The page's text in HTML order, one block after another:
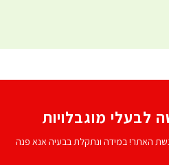
לבעלי מוגבלויות
האתר! במידה ונתקלת בבעיה אנא פנה